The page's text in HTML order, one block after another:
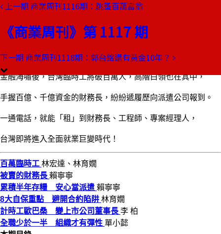
上一期 商業周刊1116期：跳蚤百萬富翁
《商業周刊》第 1117 期
下一期 商業周刊1118期：郭台銘還有黃金10年？
本期目錄
被賣的財務長
金融海嘯後，台灣臨時工將破百萬人，高階白領也在其中，
手握百億、千億資金的財務長，紛紛遞履歷向派遣公司報到。
一通電話，就能「租」到財務長、工程師、專案經理人，
台灣即將進入全面就業巨變時代！
百萬臨時工 林宏達、林育嫺
被賣的財務長 賴寧寧
累積半年存糧 安心當派遣 賴寧寧
8大自保重點 避開合約陷阱 林育嫺
計時工歐巴桑 變上市公司董事長 李 柏
全職少於一半 組織才有彈性 單小懿